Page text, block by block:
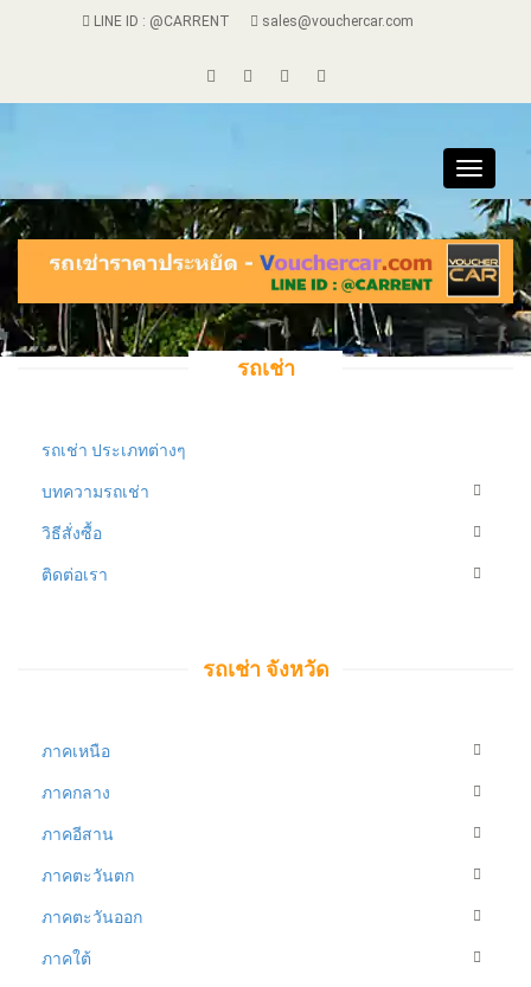
LINE ID : @CARRENT sales@vouchercar.com
Toggle
รถเช่า
รถเช่า ประเภทต่างๆ
บทความรถเช่า
วิธีสั่งซื้อ
ติดต่อเรา
รถเช่า จังหวัด
ภาคเหนือ
ภาคกลาง
ภาคอีสาน
ภาคตะวันตก
ภาคตะวันออก
ภาคใต้